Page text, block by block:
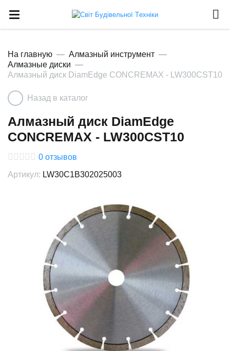
На главную
Алмазный инструмент
Алмазные диски
Алмазный диск DiamEdge CONCREMAX - LW300CST10
Назад в каталог
Алмазный диск DiamEdge
CONCREMAX - LW300CST10
0 отзывов
Артикул: LW30C1B302025003